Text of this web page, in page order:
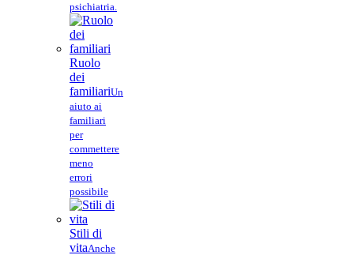
psichiatria.
Ruolo
dei
familiariUn
aiuto ai
familiari
per
commettere
meno
errori
possibile
Stili di
vitaAnche